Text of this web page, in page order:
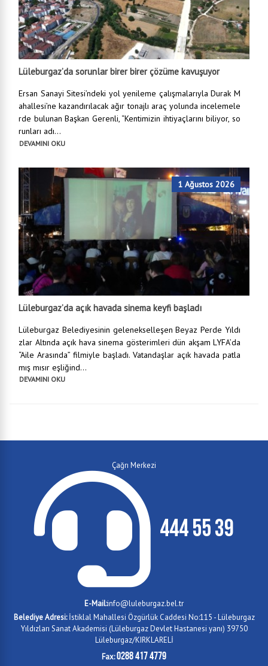
Lüleburgaz’da sorunlar birer birer çözüme kavuşuyor
Ersan Sanayi Sitesi’ndeki yol yenileme çalışmalarıyla Durak M
ahallesi’ne kazandırılacak ağır tonajlı araç yolunda incelemele
rde bulunan Başkan Gerenli, “Kentimizin ihtiyaçlarını biliyor, so
runları adı...
DEVAMINI OKU
1 Ağustos 2026
Lüleburgaz’da açık havada sinema keyfi başladı
Lüleburgaz Belediyesinin gelenekselleşen Beyaz Perde Yıldı
zlar Altında açık hava sinema gösterimleri dün akşam LYFA’da
“Aile Arasında” filmiyle başladı. Vatandaşlar açık havada patla
mış mısır eşliğind...
DEVAMINI OKU
Çağrı Merkezi
444 55 39
E-Mail:info@luleburgaz.bel.tr
Belediye Adresi:İstiklal Mahallesi Özgürlük Caddesi No:115 - Lüleburgaz
Yıldızları Sanat Akademisi (Lüleburgaz Devlet Hastanesi yanı) 39750
Lüleburgaz/KIRKLARELİ
Fax:0288 417 4779